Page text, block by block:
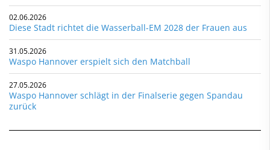
02.06.2026
Diese Stadt richtet die Wasserball-EM 2028 der Frauen aus
31.05.2026
Waspo Hannover erspielt sich den Matchball
27.05.2026
Waspo Hannover schlägt in der Finalserie gegen Spandau
zurück